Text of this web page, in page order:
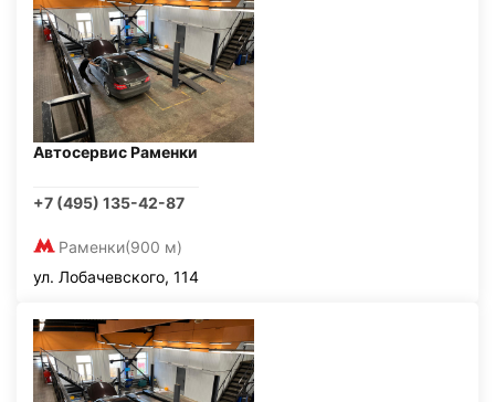
Автосервис Раменки
+7 (495) 135-42-87
Раменки(900 м)
ул. Лобачевского, 114